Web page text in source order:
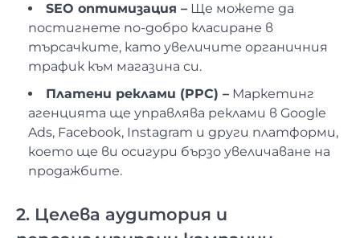
SEO оптимизация – Ще можете да
постигнете по-добро класиране в
търсачките, като увеличите органичния
трафик към магазина си.
Платени реклами (PPC) – Маркетинг
агенцията ще управлява реклами в Google
Ads, Facebook, Instagram и други платформи,
което ще ви осигури бързо увеличаване на
продажбите.
2. Целева аудитория и